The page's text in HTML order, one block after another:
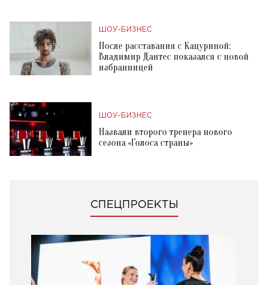
ШОУ-БИЗНЕС
После расставания с Кацуриной:
Владимир Дантес показался с новой
избранницей
ШОУ-БИЗНЕС
Назвали второго тренера нового
сезона «Голоса страны»
СПЕЦПРОЕКТЫ